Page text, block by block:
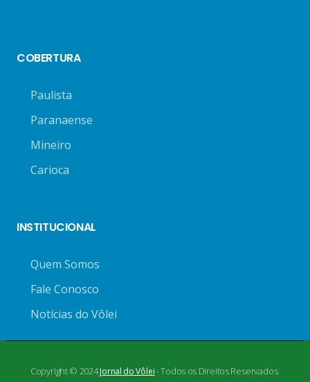
COBERTURA
Paulista
Paranaense
Mineiro
Carioca
INSTITUCIONAL
Quem Somos
Fale Conosco
Notícias do Vôlei
Copyright © 2024Jornal do Vôlei- Todos os Direitos Reservados.